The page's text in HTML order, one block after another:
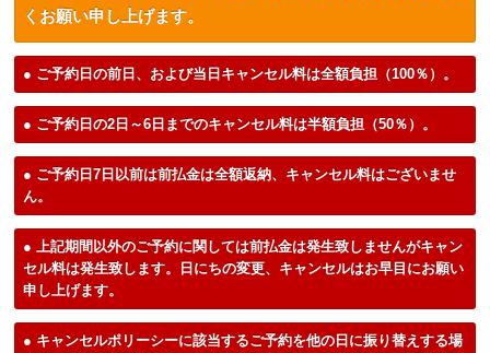
くお願い申し上げます。
● ご予約日の前日、および当日キャンセル料は全額負担（100％）。
● ご予約日の2日～6日までのキャンセル料は半額負担（50％）。
● ご予約日7日以前は前払金は全額返納、キャンセル料はございませ
ん。
● 上記期間以外のご予約に関しては前払金は発生致しませんがキャン
セル料は発生致します。日にちの変更、キャンセルはお早目にお願い
申し上げます。
● キャンセルポリーシーに該当するご予約を他の日に振り替えする場